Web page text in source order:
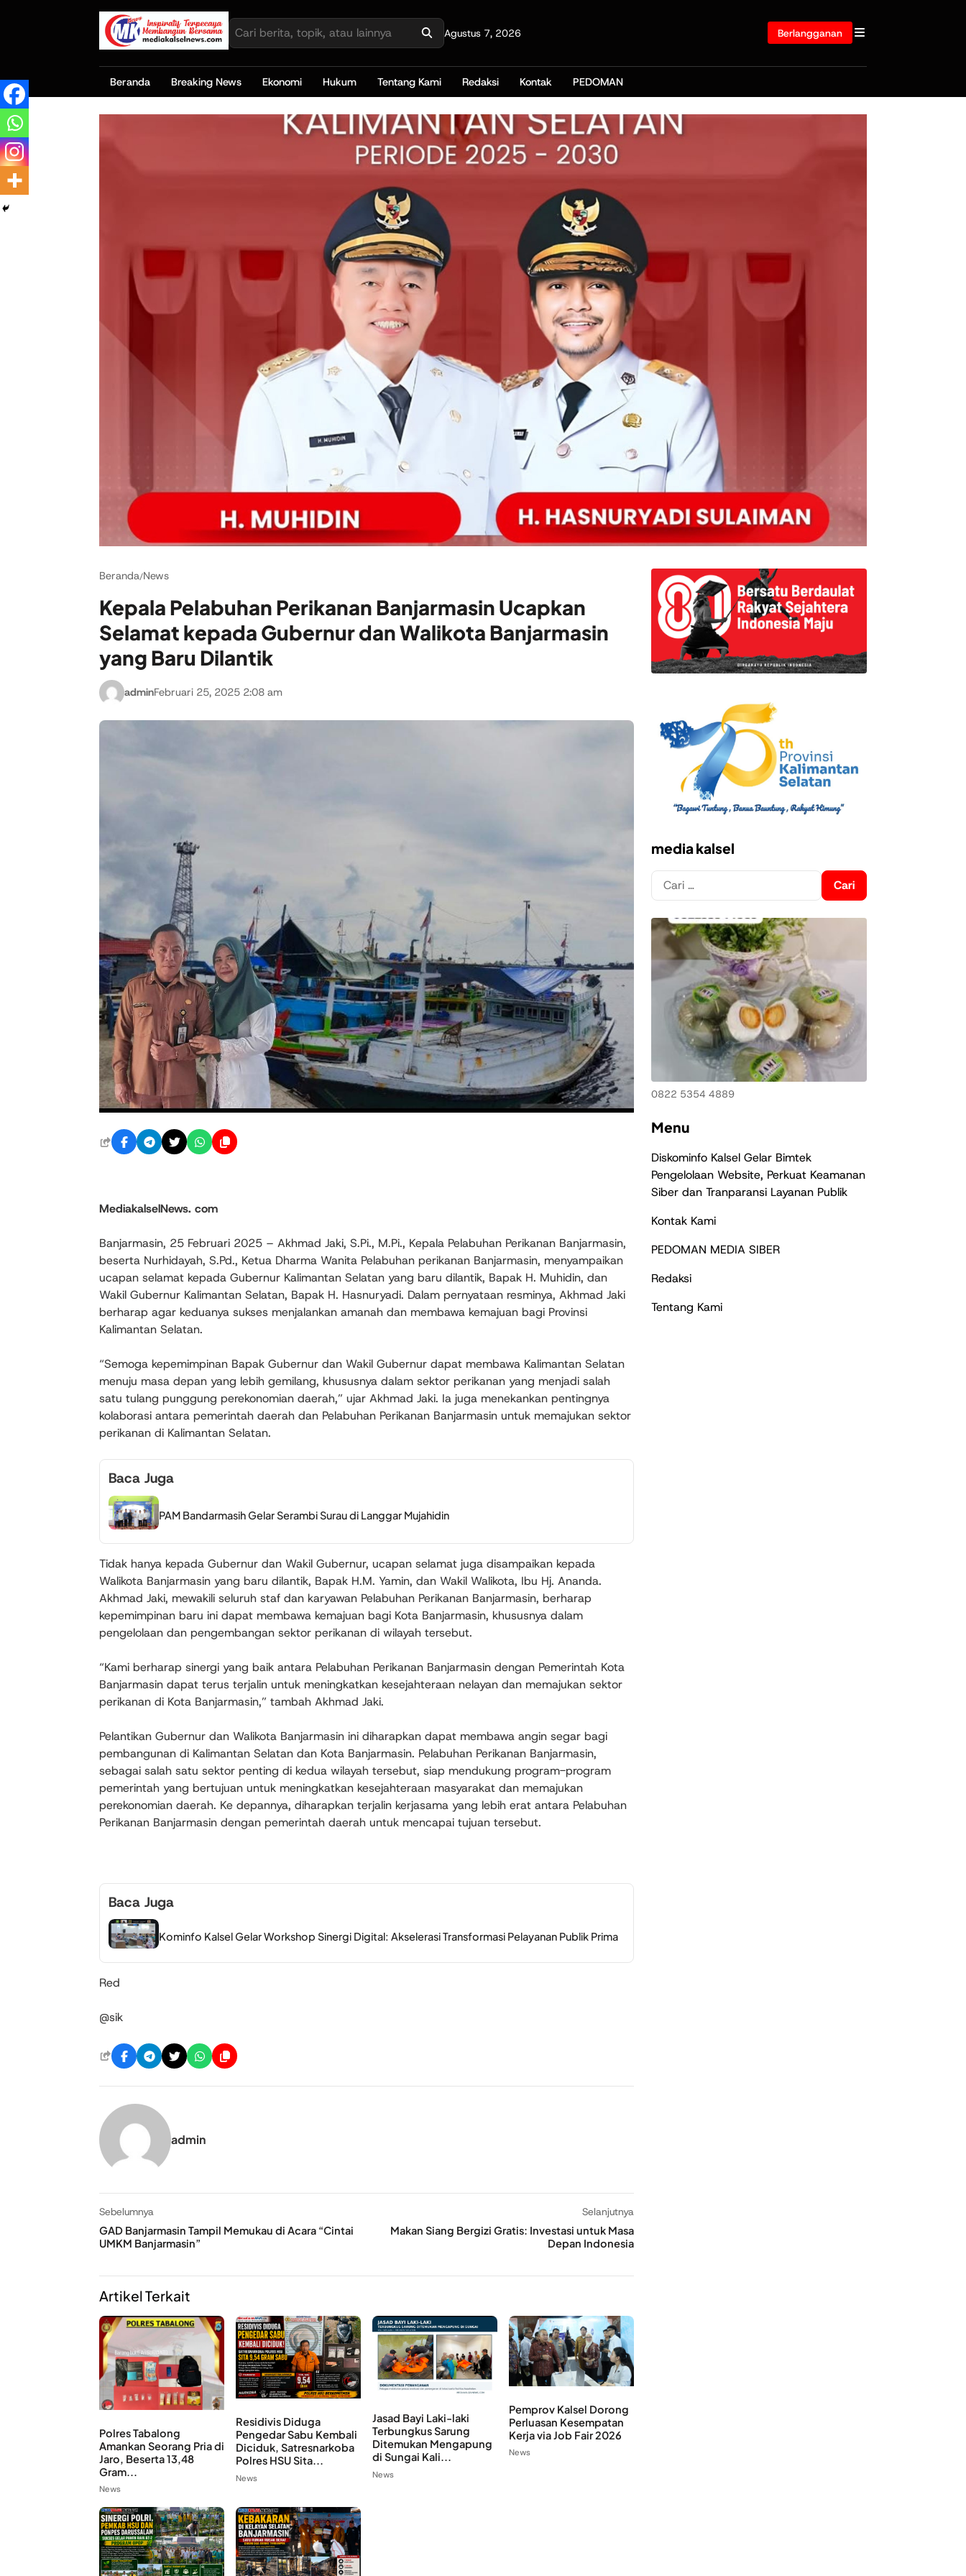
Agustus 7, 2026 Berlangganan
Beranda Breaking News Ekonomi Hukum Tentang Kami Redaksi Kontak PEDOMAN
Beranda/News
Kepala Pelabuhan Perikanan Banjarmasin Ucapkan
Selamat kepada Gubernur dan Walikota Banjarmasin
yang Baru Dilantik
adminFebruari 25, 2025 2:08 am
MediakalselNews. com
Banjarmasin, 25 Februari 2025 – Akhmad Jaki, S.Pi., M.Pi., Kepala Pelabuhan Perikanan Banjarmasin,
beserta Nurhidayah, S.Pd., Ketua Dharma Wanita Pelabuhan perikanan Banjarmasin, menyampaikan
ucapan selamat kepada Gubernur Kalimantan Selatan yang baru dilantik, Bapak H. Muhidin, dan
Wakil Gubernur Kalimantan Selatan, Bapak H. Hasnuryadi. Dalam pernyataan resminya, Akhmad Jaki
berharap agar keduanya sukses menjalankan amanah dan membawa kemajuan bagi Provinsi
Kalimantan Selatan.
“Semoga kepemimpinan Bapak Gubernur dan Wakil Gubernur dapat membawa Kalimantan Selatan
menuju masa depan yang lebih gemilang, khususnya dalam sektor perikanan yang menjadi salah
satu tulang punggung perekonomian daerah,” ujar Akhmad Jaki. Ia juga menekankan pentingnya
kolaborasi antara pemerintah daerah dan Pelabuhan Perikanan Banjarmasin untuk memajukan sektor
perikanan di Kalimantan Selatan.
Baca Juga
PAM Bandarmasih Gelar Serambi Surau di Langgar Mujahidin
Tidak hanya kepada Gubernur dan Wakil Gubernur, ucapan selamat juga disampaikan kepada
Walikota Banjarmasin yang baru dilantik, Bapak H.M. Yamin, dan Wakil Walikota, Ibu Hj. Ananda.
Akhmad Jaki, mewakili seluruh staf dan karyawan Pelabuhan Perikanan Banjarmasin, berharap
kepemimpinan baru ini dapat membawa kemajuan bagi Kota Banjarmasin, khususnya dalam
pengelolaan dan pengembangan sektor perikanan di wilayah tersebut.
“Kami berharap sinergi yang baik antara Pelabuhan Perikanan Banjarmasin dengan Pemerintah Kota
Banjarmasin dapat terus terjalin untuk meningkatkan kesejahteraan nelayan dan memajukan sektor
perikanan di Kota Banjarmasin,” tambah Akhmad Jaki.
Pelantikan Gubernur dan Walikota Banjarmasin ini diharapkan dapat membawa angin segar bagi
pembangunan di Kalimantan Selatan dan Kota Banjarmasin. Pelabuhan Perikanan Banjarmasin,
sebagai salah satu sektor penting di kedua wilayah tersebut, siap mendukung program-program
pemerintah yang bertujuan untuk meningkatkan kesejahteraan masyarakat dan memajukan
perekonomian daerah. Ke depannya, diharapkan terjalin kerjasama yang lebih erat antara Pelabuhan
Perikanan Banjarmasin dengan pemerintah daerah untuk mencapai tujuan tersebut.
Baca Juga
Kominfo Kalsel Gelar Workshop Sinergi Digital: Akselerasi Transformasi Pelayanan Publik Prima
Red
@sik
admin
Sebelumnya
GAD Banjarmasin Tampil Memukau di Acara “Cintai
UMKM Banjarmasin”
Selanjutnya
Makan Siang Bergizi Gratis: Investasi untuk Masa
Depan Indonesia
Artikel Terkait
Polres Tabalong
Amankan Seorang Pria di
Jaro, Beserta 13,48
Gram...
News
Residivis Diduga
Pengedar Sabu Kembali
Diciduk, Satresnarkoba
Polres HSU Sita...
News
Jasad Bayi Laki-laki
Terbungkus Sarung
Ditemukan Mengapung
di Sungai Kali...
News
Pemprov Kalsel Dorong
Perluasan Kesempatan
Kerja via Job Fair 2026
News
media kalsel
Cari
untuk:
0822 5354 4889
Menu
Diskominfo Kalsel Gelar Bimtek
Pengelolaan Website, Perkuat Keamanan
Siber dan Tranparansi Layanan Publik
Kontak Kami
PEDOMAN MEDIA SIBER
Redaksi
Tentang Kami